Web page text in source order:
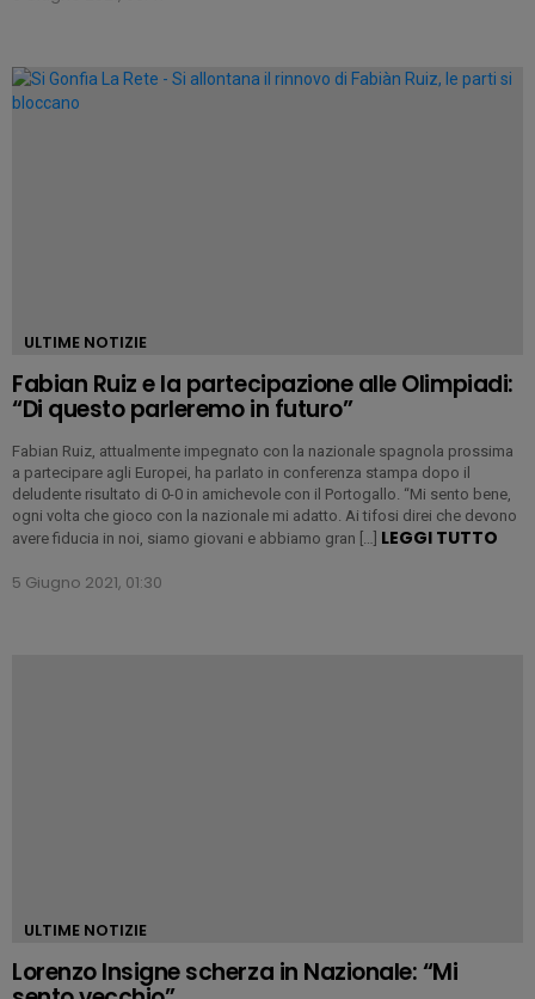
ULTIME NOTIZIE
Fabian Ruiz e la partecipazione alle Olimpiadi:
“Di questo parleremo in futuro”
Fabian Ruiz, attualmente impegnato con la nazionale spagnola prossima
a partecipare agli Europei, ha parlato in conferenza stampa dopo il
deludente risultato di 0-0 in amichevole con il Portogallo. “Mi sento bene,
ogni volta che gioco con la nazionale mi adatto. Ai tifosi direi che devono
avere fiducia in noi, siamo giovani e abbiamo gran […] LEGGI TUTTO
5 Giugno 2021, 01:30
ULTIME NOTIZIE
Lorenzo Insigne scherza in Nazionale: “Mi